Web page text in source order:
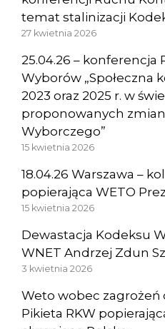
temat stalinizacji
27 kwietnia 2026
25.04.26 – konferencja
Wyborów „Społeczna
2023 oraz 2025 r. w
proponowanych
Wyborczego”
15 kwietnia 2026
18.04.26 Warszawa –
popierająca WETO
15 kwietnia 2026
Dewastacja Kodeksu
WNET Andrzej Zdun
3 kwietnia 2026
Weto wobec zagrożeń
Pikieta RKW